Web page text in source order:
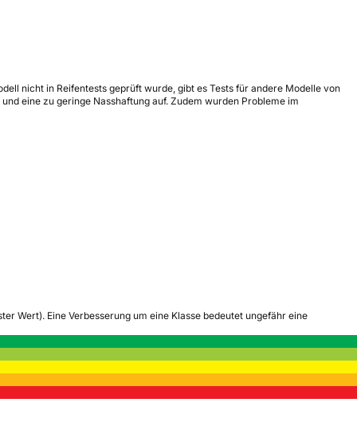
nicht in Reifentests geprüft wurde, gibt es Tests für andere Modelle von
eine zu geringe Nasshaftung auf. Zudem wurden Probleme im
Wert). Eine Verbesserung um eine Klasse bedeutet ungefähr eine